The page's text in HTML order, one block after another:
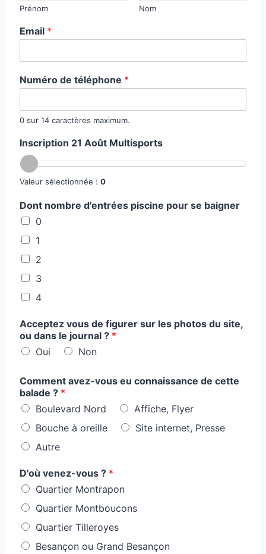
m
*
Prénom Nom
Email *
Numéro de téléphone *
0 sur 14 caractères maximum.
Inscription 21 Août Multisports
Valeur sélectionnée : 0
Dont nombre d'entrées piscine pour se baigner
0
1
2
3
4
Acceptez vous de figurer sur les photos du site,
ou dans le journal ? *
Oui
Non
Comment avez-vous eu connaissance de cette
balade ? *
Boulevard Nord
Affiche, Flyer
Bouche à oreille
Site internet, Presse
Autre
D'où venez-vous ? *
Quartier Montrapon
Quartier Montboucons
Quartier Tilleroyes
Besançon ou Grand Besançon